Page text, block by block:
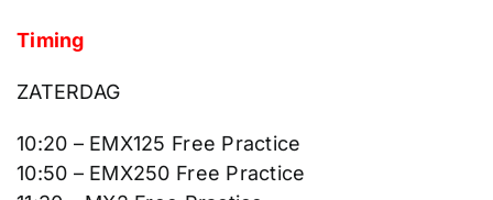
Timing
ZATERDAG
10:20 – EMX125 Free Practice
10:50 – EMX250 Free Practice